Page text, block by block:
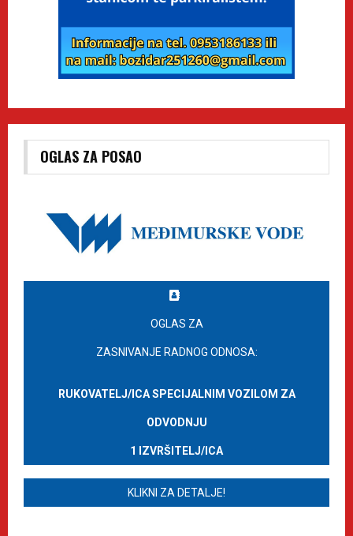
OGLAS ZA POSAO
OGLAS ZA
ZASNIVANJE RADNOG ODNOSA:
RUKOVATELJ/ICA SPECIJALNIM VOZILOM ZA
ODVODNJU
1 IZVRŠITELJ/ICA
KLIKNI ZA DETALJE!